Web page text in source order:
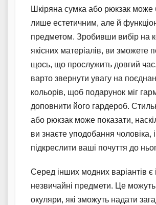
Шкіряна сумка або рюкзак може
лише естетичним, але й
предметом. Зробивши вибір на
якісних матеріалів, ви зможете
щось, що прослужить довгий
варто звернути увагу на
кольорів, щоб подарунок міг
доповнити його гардероб.
або рюкзак може показати,
ви знаєте уподобання чоловіка, і
підкреслити ваші почуття до
Серед інших модних варіантів є
незвичайні предмети. Це
окуляри, які зможуть надати